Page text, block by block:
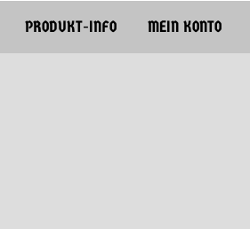
PRODUKT-INFO MEIN KONTO